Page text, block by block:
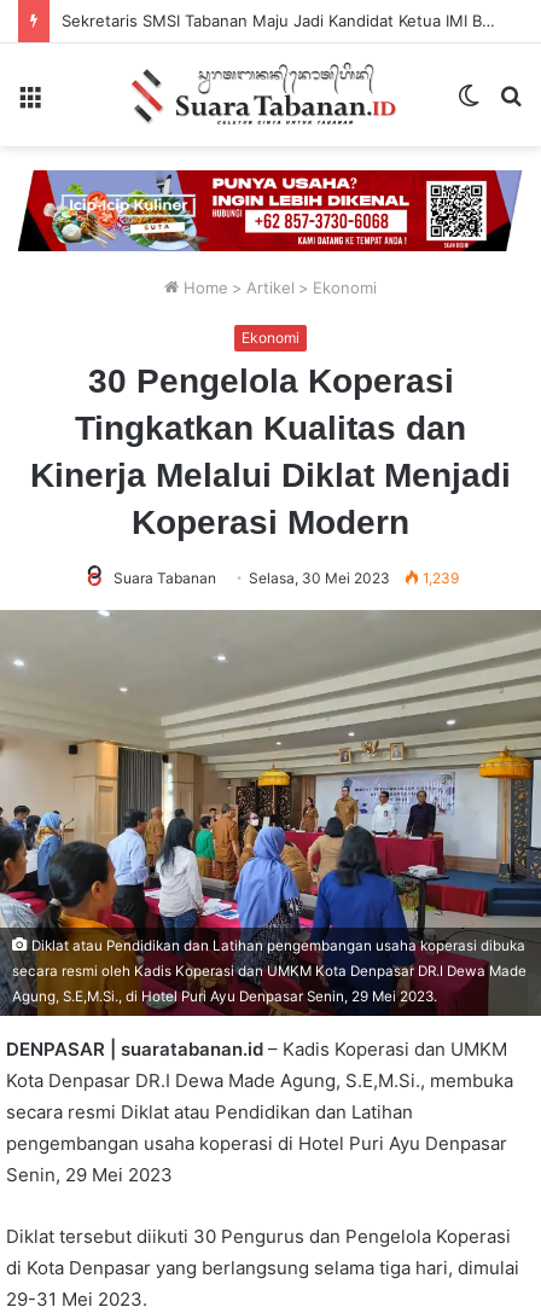
Sekretaris SMSI Tabanan Maju Jadi Kandidat Ketua IMI Bali, Ketua SMSI Tabanan Berikan Dukungan
Switch
Home > Artikel > Ekonomi
Ekonomi
30 Pengelola Koperasi
Tingkatkan Kualitas dan
Kinerja Melalui Diklat Menjadi
Koperasi Modern
Suara Tabanan Selasa, 30 Mei 2023 1,239
Diklat atau Pendidikan dan Latihan pengembangan usaha koperasi dibuka
secara resmi oleh Kadis Koperasi dan UMKM Kota Denpasar DR.I Dewa Made
Agung, S.E,M.Si., di Hotel Puri Ayu Denpasar Senin, 29 Mei 2023.
DENPASAR | suaratabanan.id – Kadis Koperasi dan UMKM
Kota Denpasar DR.I Dewa Made Agung, S.E,M.Si., membuka
secara resmi Diklat atau Pendidikan dan Latihan
pengembangan usaha koperasi di Hotel Puri Ayu Denpasar
Senin, 29 Mei 2023
Diklat tersebut diikuti 30 Pengurus dan Pengelola Koperasi
di Kota Denpasar yang berlangsung selama tiga hari, dimulai
29-31 Mei 2023.